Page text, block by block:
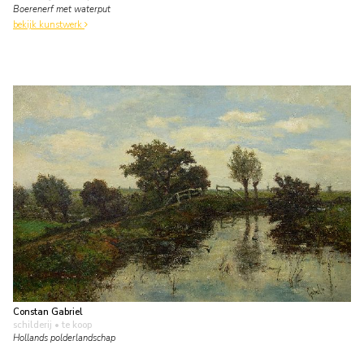
Boerenerf met waterput
bekijk kunstwerk
Constan Gabriel
schilderij • te koop
Hollands polderlandschap